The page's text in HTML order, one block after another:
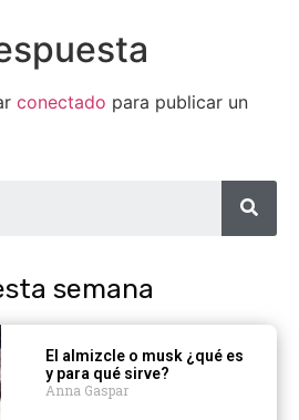
conectado para publicar un
semana
El almizcle o musk ¿qué es
y para qué sirve?
Anna Gaspar